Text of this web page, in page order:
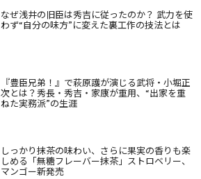
なぜ浅井の旧臣は秀吉に従ったのか？ 武力を使
わず“自分の味方”に変えた裏工作の技法とは
『豊臣兄弟！』で萩原護が演じる武将・小堀正
次とは？秀長・秀吉・家康が重用、“出家を重
ねた実務派”の生涯
しっかり抹茶の味わい、さらに果実の香りも楽
しめる「無糖フレーバー抹茶」ストロベリー、
マンゴー新発売